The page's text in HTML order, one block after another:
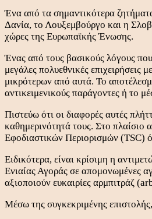
Ένα από τα σημαντικότερα
Δανία, το Λουξεμβούργο και η
χώρες της Ευρωπαϊκής Ένωσης.
Ένας από τους βασικούς λόγους
μεγάλες πολυεθνικές
μικρότερων από αυτά. Το
αντικειμενικούς παράγοντες ή το
Πιστεύω ότι οι διαφορές αυτές
καθημερινότητά τους. Στο πλαίσιο
Εφοδιαστικών Περιορισμών (TSC)
Ειδικότερα, είναι κρίσιμη η
Ενιαίας Αγοράς σε απομονωμένες
αξιοποιούν ευκαιρίες αρμπιτράζ
Μέσω της συγκεκριμένης